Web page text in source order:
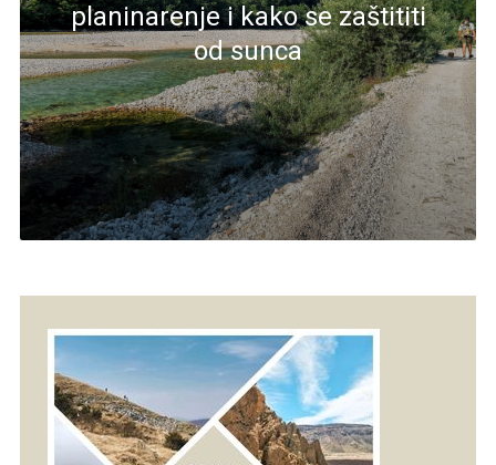
planinarenje i kako se zaštititi
od sunca